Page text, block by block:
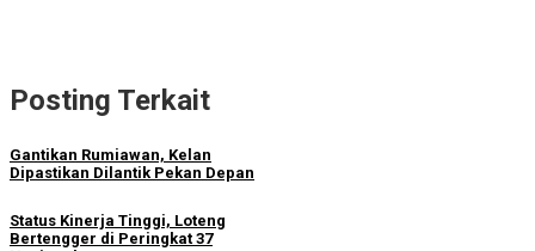
Posting Terkait
Gantikan Rumiawan, Kelan
Dipastikan Dilantik Pekan Depan
Status Kinerja Tinggi, Loteng
Bertengger di Peringkat 37